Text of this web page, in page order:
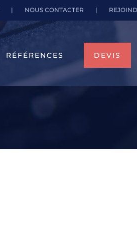
| NOUS CONTACTER |
RÉFÉRENCES DEVIS